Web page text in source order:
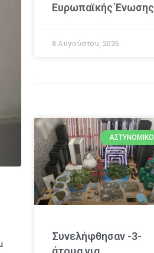
Ευρωπαϊκής Ένωσης
8 Αυγούστου, 2026
ΑΣΤΥΝΟΜΙΚΌ
Συνελήφθησαν -3-